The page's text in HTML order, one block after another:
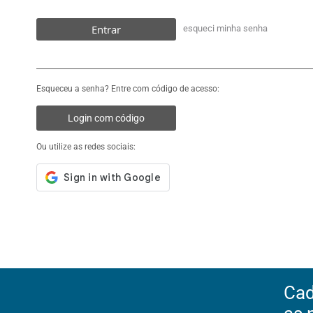
Entrar esqueci minha senha
Esqueceu a senha? Entre com código de acesso:
Login com código
Ou utilize as redes sociais: